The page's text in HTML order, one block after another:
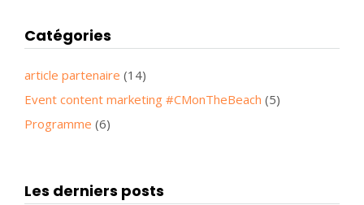
Catégories
article partenaire (14)
Event content marketing #CMonTheBeach (5)
Programme (6)
Les derniers posts